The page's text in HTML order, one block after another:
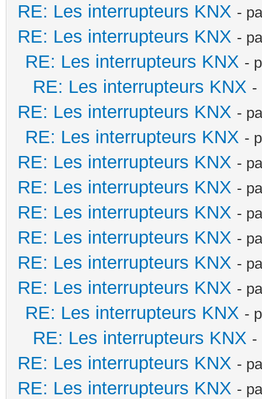
RE: Les interrupteurs KNX -
RE: Les interrupteurs KNX -
RE: Les interrupteurs KNX -
RE: Les interrupteurs KNX -
RE: Les interrupteurs KNX -
RE: Les interrupteurs KNX -
RE: Les interrupteurs KNX -
RE: Les interrupteurs KNX -
RE: Les interrupteurs KNX -
RE: Les interrupteurs KNX -
RE: Les interrupteurs KNX -
RE: Les interrupteurs KNX -
RE: Les interrupteurs KNX -
RE: Les interrupteurs KNX -
RE: Les interrupteurs KNX -
RE: Les interrupteurs KNX -